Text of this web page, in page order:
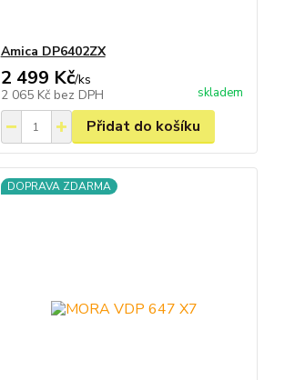
Amica DP6402ZX
2 499 Kč/ks
2 065 Kč bez DPH skladem
Přidat do košíku
DOPRAVA ZDARMA